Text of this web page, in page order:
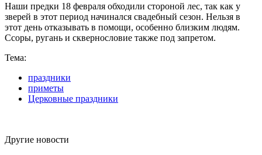
Наши предки 18 февраля обходили стороной лес, так как у
зверей в этот период начинался свадебный сезон. Нельзя в
этот день отказывать в помощи, особенно близким людям.
Ссоры, ругань и сквернословие также под запретом.
Тема:
праздники
приметы
Церковные праздники
Другие новости